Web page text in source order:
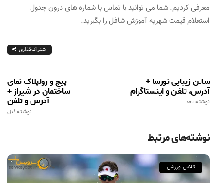
معرفی کردیم. شما می توانید با تماس با شماره های درون جدول
استعلام قیمت شهریه آموزش شافل را بگیرید.
اشتراک‌گذاری
پیچ و رولپلاک نمای
ساختمان در شیراز +
آدرس و تلفن
نوشته قبل
سالن زیبایی نورسا +
آدرس، تلفن و اینستاگرام
نوشته بعد
نوشته‌های مرتبط
کلاس ورزشی